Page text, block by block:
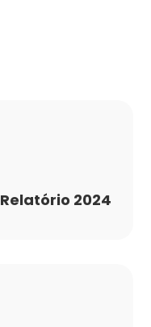
Relatório 2024